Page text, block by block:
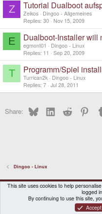
Z Tutorial Dualboot
Zeikos
Dingoo - Allgemeines
Replies 30 Nov 15, 2009
E Dualboot-Installer will
egmont01
Dingoo - Linux
Replies 11 Sep 20, 2009
T Programm/Spiel
Turrican2k
Dingoo - Linux
Replies 7 Jul 28, 2011
Share: BlueskyLinkedInReddit
Dingoo - Linux
DragonBox Pyra
English
Contact us
Terms and rules
®
This site uses cookies to help
logged
By continuing to use this site,
Accept